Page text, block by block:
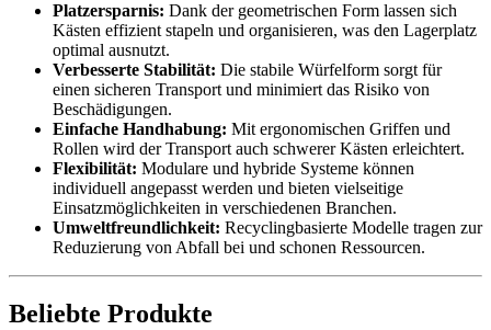
Platzersparnis: Dank der geometrischen Form lassen sich
Kästen effizient stapeln und organisieren, was den Lagerplatz
optimal ausnutzt.
Verbesserte Stabilität: Die stabile Würfelform sorgt für
einen sicheren Transport und minimiert das Risiko von
Beschädigungen.
Einfache Handhabung: Mit ergonomischen Griffen und
Rollen wird der Transport auch schwerer Kästen erleichtert.
Flexibilität: Modulare und hybride Systeme können
individuell angepasst werden und bieten vielseitige
Einsatzmöglichkeiten in verschiedenen Branchen.
Umweltfreundlichkeit: Recyclingbasierte Modelle tragen zur
Reduzierung von Abfall bei und schonen Ressourcen.
Beliebte Produkte